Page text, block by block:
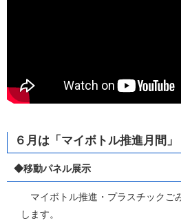
６月は「マイボトル推進月間」
◆移動パネル展示
マイボトル推進・プラスチックご
します。